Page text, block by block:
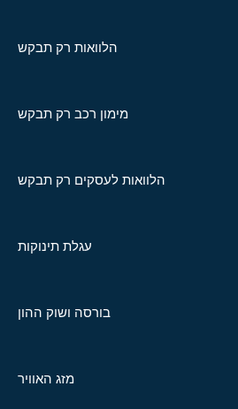
הלוואות רק תבקש
מימון רכב רק תבקש
הלוואות לעסקים רק תבקש
עגלת תינוקות
בורסה ושוק ההון
מזג האוויר